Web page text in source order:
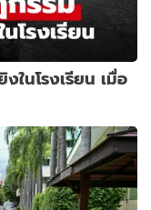
ในโรงเรียน เมื่อ